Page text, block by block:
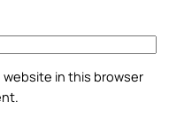
website in this browser